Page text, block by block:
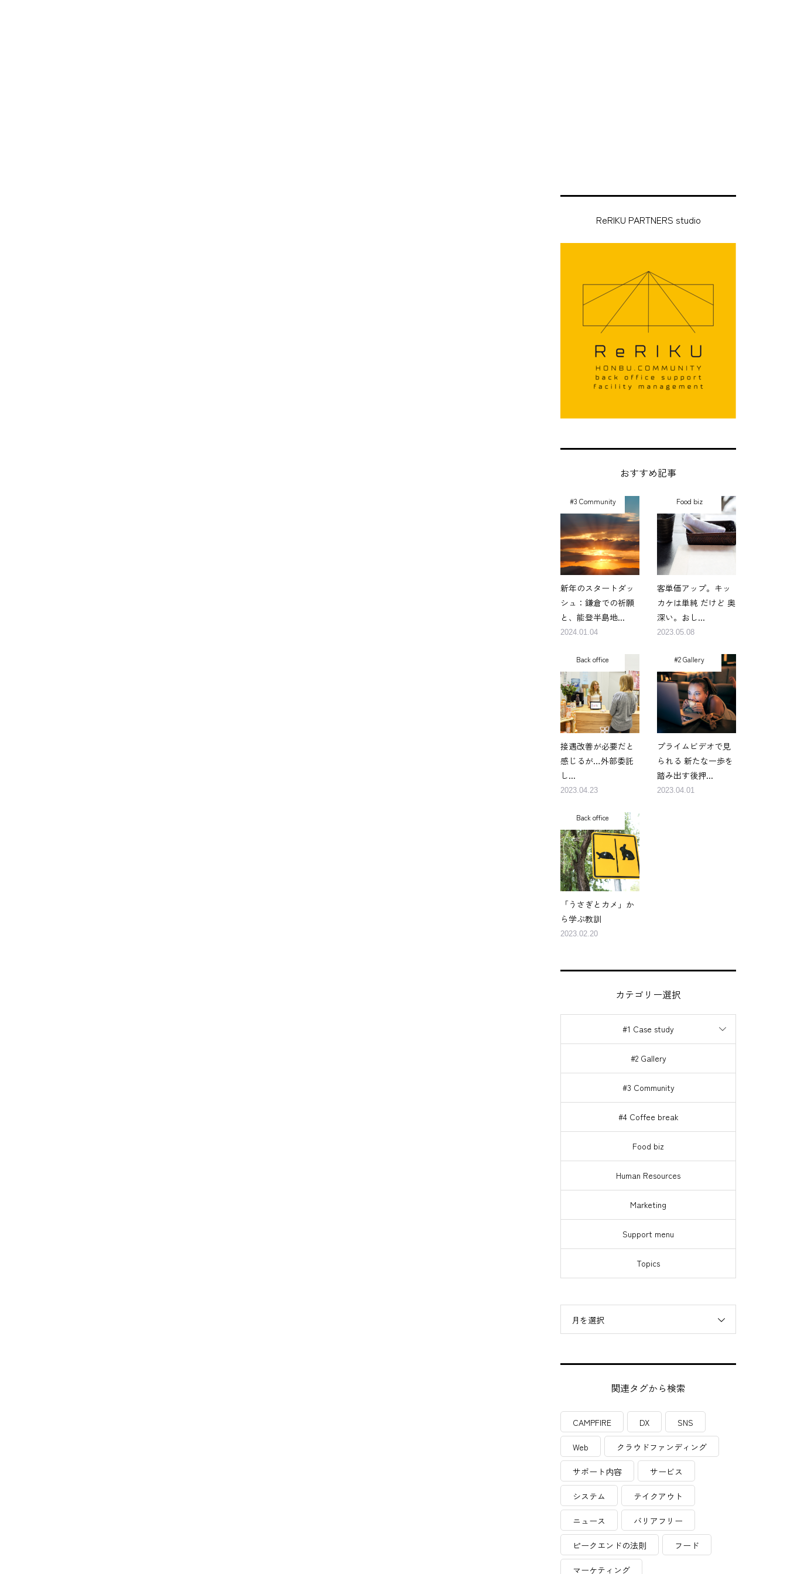
ReRIKU PARTNERS studio
おすすめ記事
#3 Community
新年のスタートダッ
シュ：鎌倉での祈願
と、能登半島地...
2024.01.04
Food biz
客単価アップ。キッ
カケは単純 だけど 奥
深い。おし...
2023.05.08
Back office
接遇改善が必要だと
感じるが…外部委託
し...
2023.04.23
#2 Gallery
プライムビデオで見
られる 新たな一歩を
踏み出す後押...
2023.04.01
Back office
「うさぎとカメ」か
ら学ぶ教訓
2023.02.20
カテゴリー選択
#1 Case study
#2 Gallery
#3 Community
#4 Coffee break
Food biz
Human Resources
Marketing
Support menu
Topics
月を選択
関連タグから検索
CAMPFIRE DX SNS
Web クラウドファンディング
サポート内容 サービス
システム テイクアウト
ニュース バリアフリー
ピークエンドの法則 フード
マーケティング